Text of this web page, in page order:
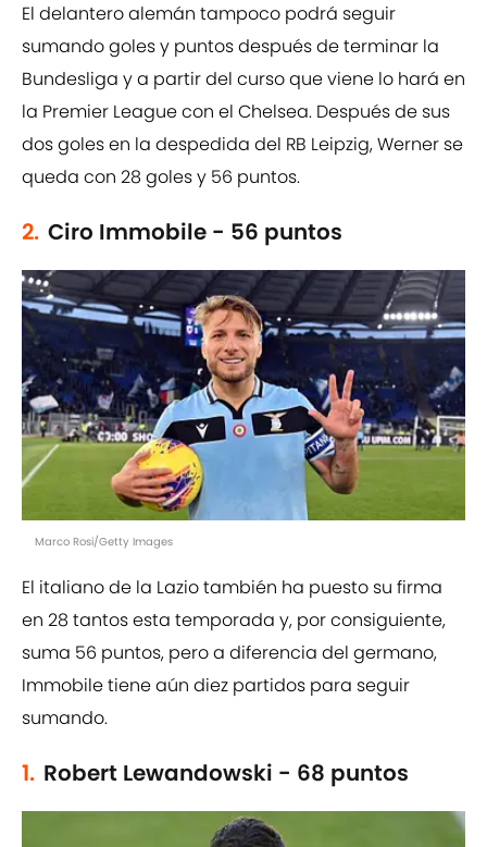
El delantero alemán tampoco podrá seguir
sumando goles y puntos después de terminar la
Bundesliga y a partir del curso que viene lo hará en
la Premier League con el Chelsea. Después de sus
dos goles en la despedida del RB Leipzig, Werner se
queda con 28 goles y 56 puntos.
2. Ciro Immobile - 56 puntos
Marco Rosi/Getty Images
El italiano de la Lazio también ha puesto su firma
en 28 tantos esta temporada y, por consiguiente,
suma 56 puntos, pero a diferencia del germano,
Immobile tiene aún diez partidos para seguir
sumando.
1. Robert Lewandowski - 68 puntos